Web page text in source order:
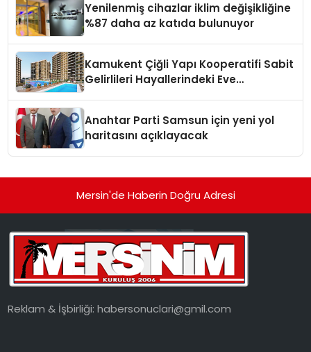
Yenilenmiş cihazlar iklim değişikliğine
%87 daha az katıda bulunuyor
Kamukent Çiğli Yapı Kooperatifi Sabit
Gelirlileri Hayallerindeki Eve
Anahtar Parti Samsun için yeni yol
haritasını açıklayacak
Mersin'de Haberin Doğru Adresi
Reklam & İşbirliği:habersonuclari@gmil.com